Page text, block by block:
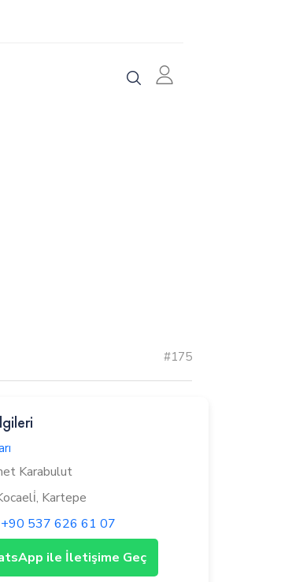
#175
Karabulut
Kartepe
+90 537 626 61 07
ile İletişime Geç